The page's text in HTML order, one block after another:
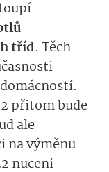
tříd. Těch
přitom bude
ale
na výměnu
nuceni